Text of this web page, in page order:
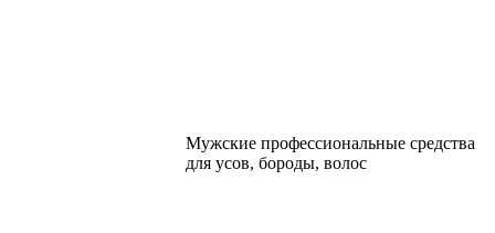
Мужские профессиональные средства
для усов, бороды, волос